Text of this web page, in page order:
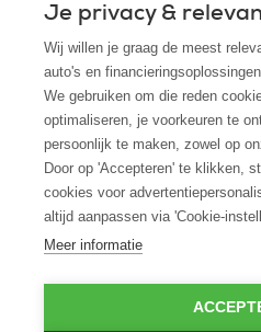
© 2025 - ROS Krediet Service
Algemene Voorwaarden
Disclaimer
Privacy Policy
Cookies
Cookie policy
Je privacy &
Wij willen je graag de meest
auto's en
We gebruiken om die reden
optimaliseren, je voorkeuren te
persoonlijk te maken, zowel op
Door op 'Accepteren' te klikken,
cookies voor
altijd aanpassen via 'Cookie-
Meer informatie